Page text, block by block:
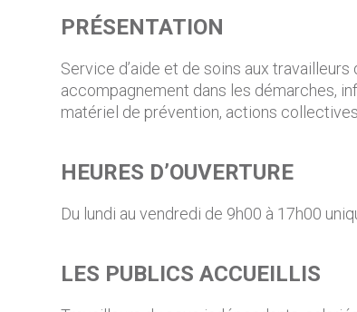
PRÉSENTATION
Service d’aide et de soins aux
accompagnement dans les démarches,
matériel de prévention, actions
HEURES D’OUVERTURE
Du lundi au vendredi de 9h00 à 17h00
LES PUBLICS ACCUEILLIS